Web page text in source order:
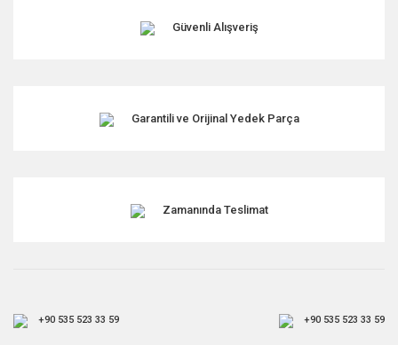
Güvenli Alışveriş
Garantili ve Orijinal Yedek Parça
Zamanında Teslimat
+90 535 523 33 59 +90 535 523 33 59